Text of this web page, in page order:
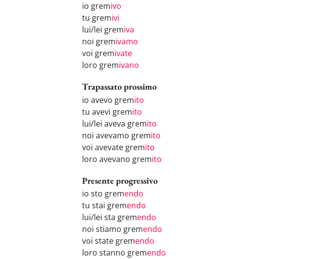
io gremivo
tu gremivi
lui/lei gremiva
noi gremivamo
voi gremivate
loro gremivano
Trapassato prossimo
io avevo gremito
tu avevi gremito
lui/lei aveva gremito
noi avevamo gremito
voi avevate gremito
loro avevano gremito
Presente progressivo
io sto gremendo
tu stai gremendo
lui/lei sta gremendo
noi stiamo gremendo
voi state gremendo
loro stanno gremendo